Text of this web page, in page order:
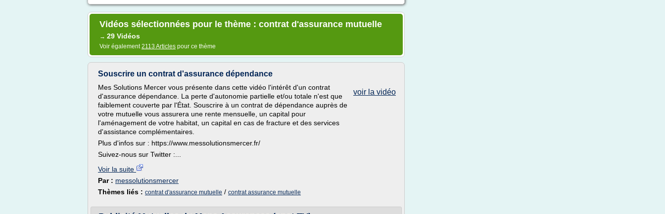
Vidéos sélectionnées pour le thème : contrat d'assurance mutuelle
→ 29 Vidéos
Voir également2113 Articles pour ce thème
Souscrire un contrat d'assurance dépendance
voir la vidéo
Mes Solutions Mercer vous présente dans cette vidéo l'intérêt d'un contrat
d'assurance dépendance. La perte d'autonomie partielle et/ou totale n'est que
faiblement couverte par l'État. Souscrire à un contrat de dépendance auprès de
votre mutuelle vous assurera une rente mensuelle, un capital pour
l'aménagement de votre habitat, un capital en cas de fracture et des services
d'assistance complémentaires.
Plus d'infos sur : https://www.messolutionsmercer.fr/
Suivez-nous sur Twitter :...
Voir la suite
Par : messolutionsmercer
Thèmes liés : contrat d'assurance mutuelle / contrat assurance mutuelle